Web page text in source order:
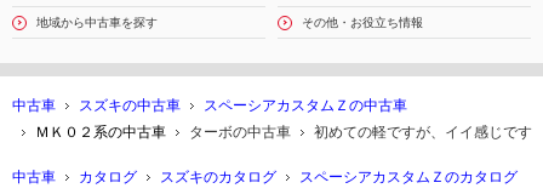
地域から中古車を探す その他・お役立ち情報
中古車 スズキの中古車
スペーシアカスタムＺの中古車
ＭＫ０２系の中古車
ターボの中古車 初めての軽ですが、イイ感じです
中古車 カタログ スズキのカタログ
スペーシアカスタムＺのカタログ